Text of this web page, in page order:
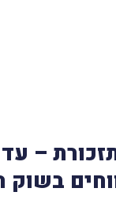
01/2026:
בשוק